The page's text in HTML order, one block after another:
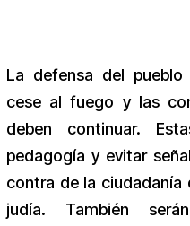
La defensa del
cese al fuego y las
deben continuar.
pedagogía y evitar
contra de la ciudadanía
judía. También